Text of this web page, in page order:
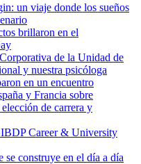
un viaje donde los sueños
brillaron en el
de la Unidad de
y nuestra psicóloga
en un encuentro
y Francia sobre
de carrera y
Career & University
se construye en el día a día